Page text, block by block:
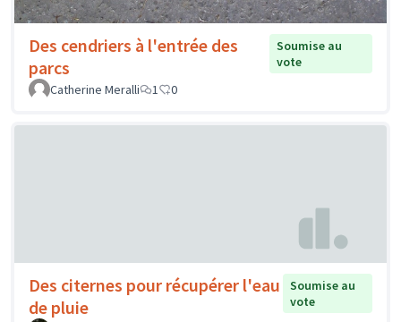
Des cendriers à l'entrée des
parcs
Soumise au
vote
Catherine Meralli
1 0
Des citernes pour récupérer l'eau
de pluie
Soumise au
vote